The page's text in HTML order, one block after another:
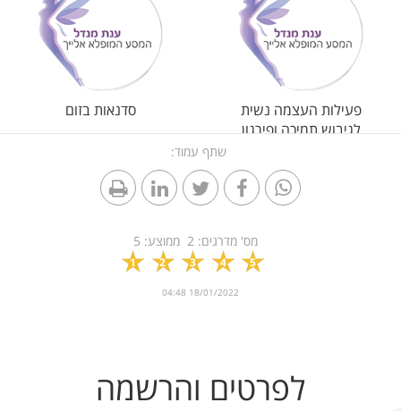
פעילות העצמה נשית
לגיבוש תמיכה ופירגון
סדנאות בזום
שתף עמוד:
מס' מדרגים:2 ממוצע: 5
1 2 3 4 5
18/01/2022 04:48
לפרטים והרשמה